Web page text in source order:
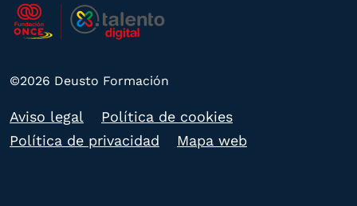
©2026 Deusto Formación
Aviso legal
Política de cookies
Política de privacidad
Mapa web